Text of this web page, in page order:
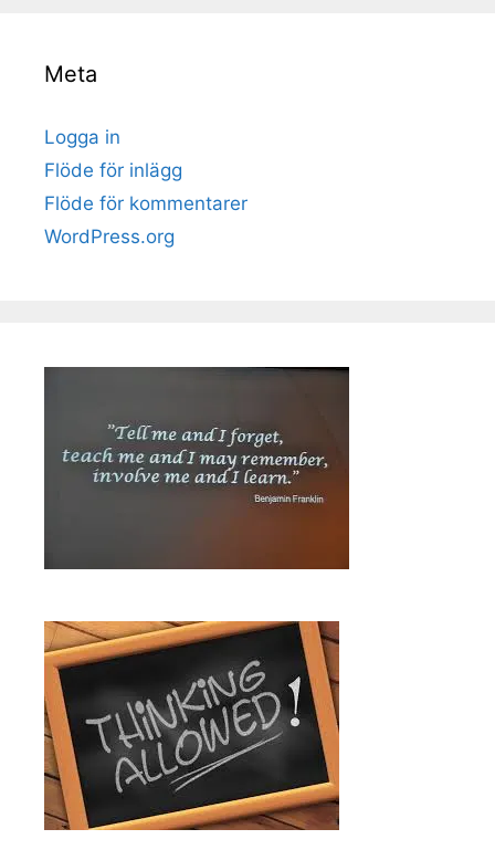
Meta
Logga in
Flöde för inlägg
Flöde för kommentarer
WordPress.org